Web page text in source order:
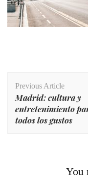
Navigation
Previous Article
Madrid: cultura y
entretenimiento
todos los gustos
You